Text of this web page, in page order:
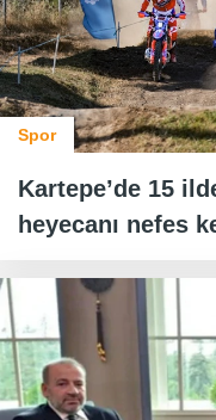
Spor
Kartepe’de 15
heyecanı nefes